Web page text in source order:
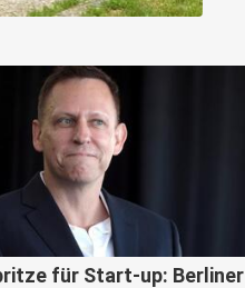
für Start-up: Berliner